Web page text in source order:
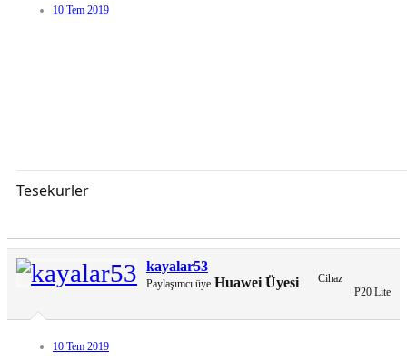
10 Tem 2019
Tesekurler
kayalar53
Paylaşımcı üye Huawei Üyesi
Cihaz
P20 Lite
10 Tem 2019